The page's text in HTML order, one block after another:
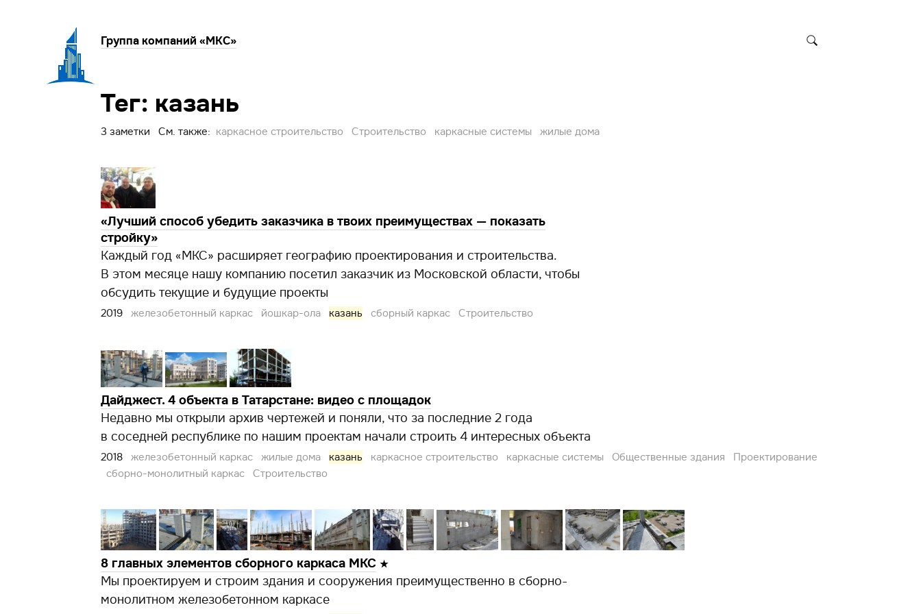
Группа компаний «МКС»
Тег: казань
3 заметки См. также: каркасное строительство Строительство каркасные системы жилые дома
«Лучший способ убедить заказчика в твоих преимуществах — показать
стройку»
Каждый год «МКС» расширяет географию проектирования и строительства.
В этом месяце нашу компанию посетил заказчик из Московской области, чтобы
обсудить текущие и будущие проекты
2019 железобетонный каркас йошкар-ола казань сборный каркас Строительство
Дайджест. 4 объекта в Татарстане: видео с площадок
Недавно мы открыли архив чертежей и поняли, что за последние 2 года
в соседней республике по нашим проектам начали строить 4 интересных объекта
2018 железобетонный каркас жилые дома казань каркасное строительство каркасные системы Общественные здания
Проектирование
сборно-монолитный каркас
Строительство
8 главных элементов сборного каркаса МКС
Мы проектируем и строим здания и сооружения преимущественно в сборно-
монолитном железобетонном каркасе